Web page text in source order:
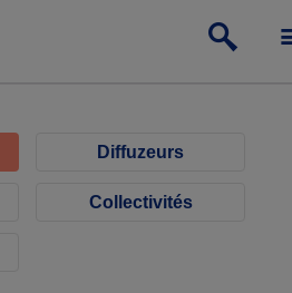
Diffuzeurs
Collectivités